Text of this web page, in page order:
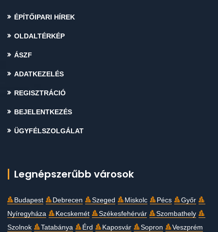
ÉPÍTŐIPARI HÍREK
OLDALTÉRKÉP
ÁSZF
ADATKEZELÉS
REGISZTRÁCIÓ
BEJELENTKEZÉS
ÜGYFÉLSZOLGÁLAT
Legnépszerűbb városok
Budapest Debrecen Szeged Miskolc Pécs
Győr
Nyíregyháza
Kecskemét Székesfehérvár
Szombathely
Szolnok
Tatabánya Érd Kaposvár Sopron
Veszprém